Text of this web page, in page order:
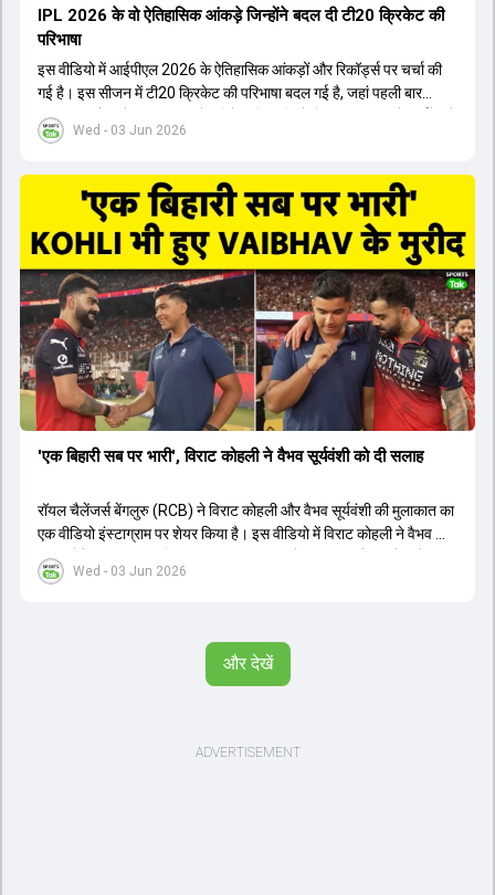
Wed - 03 Jun 2026
IPL 2026 के वो ऐतिहासिक आंकड़े जिन्होंने बदल दी टी20 क्रिकेट की
परिभाषा
इस वीडियो में आईपीएल 2026 के ऐतिहासिक आंकड़ों और रिकॉर्ड्स पर चर्चा की
गई है। इस सीजन में टी20 क्रिकेट की परिभाषा बदल गई है, जहां पहली बार
भारतीय बल्लेबाजों का स्ट्राइक रेट विदेशी खिलाड़ियों से ज्यादा रहा। पूरे टूर्नामेंट में
1426 छक्के लगे और 65 बार टीमों ने 200 से ज्यादा का स्कोर बनाया, जो एक
स्ट्राइक रेट के साथ मोस्ट वैल्युएबल प्लेयर का खिताब जीता। इसके अलावा पंजाब
और बेंगलुरु के प्रदर्शन के साथ-साथ लक्ष्य का पीछा करने वाली टीमों की सफलता
के आंकड़ों का भी विश्लेषण किया गया है।
Wed - 03 Jun 2026
'एक बिहारी सब पर भारी', विराट कोहली ने वैभव सूर्यवंशी को दी सलाह
रॉयल चैलेंजर्स बेंगलुरु (RCB) ने विराट कोहली और वैभव सूर्यवंशी की मुलाकात का
एक वीडियो इंस्टाग्राम पर शेयर किया है। इस वीडियो में विराट कोहली ने वैभव को
सलाह देते हुए कहा, 'एक बिहारी सब पर भारी। बस गेम खत्म।' कोहली ने उन्हें खुद
पर विश्वास रखने और नकारात्मक बातों पर ध्यान न देने की सलाह दी। आईपीएल
सीरीज खेलेंगे। वहीं, विराट कोहली लंदन रवाना हो गए हैं और अगली वनडे सीरीज में
और देखें